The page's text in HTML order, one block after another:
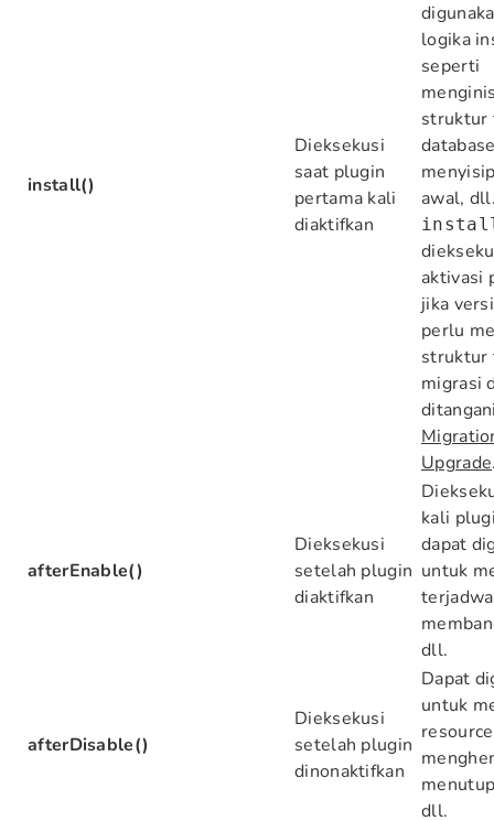
install()
Dieksekusi
saat plugin
pertama kali
diaktifkan
logika
seperti
struktur
awal,
aktivasi
jika
perlu
struktur
migrasi
Upgrade
afterEnable()
Dieksekusi
setelah plugin
diaktifkan
kali
dapat
untuk
dll.
afterDisable()
Dieksekusi
setelah plugin
dinonaktifkan
Dapat
untuk
dll.